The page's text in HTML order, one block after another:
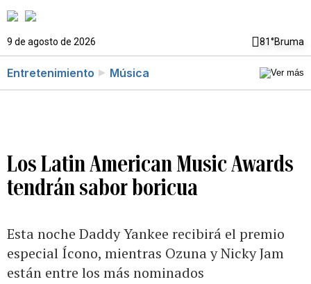
9 de agosto de 2026 81°Bruma
Entretenimiento Música
Los Latin American Music Awards
tendrán sabor boricua
Esta noche Daddy Yankee recibirá el premio
especial Ícono, mientras Ozuna y Nicky Jam
están entre los más nominados